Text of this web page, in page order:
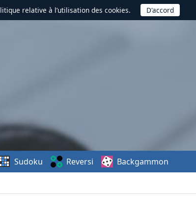
relative à l’utilisation des cookies.
Sudoku Reversi Backgammon